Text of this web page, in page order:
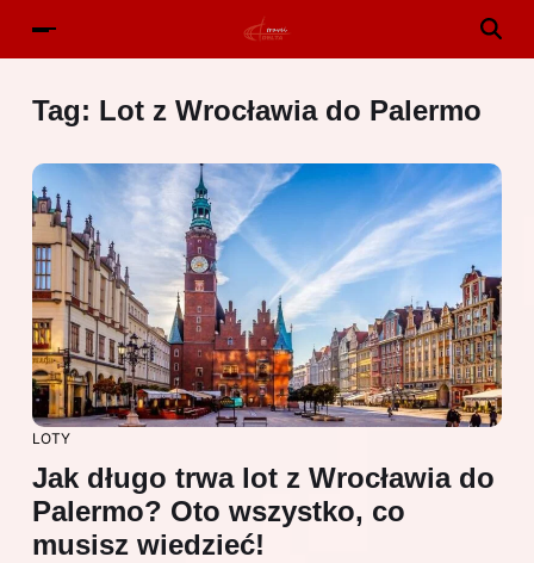
Tag: Lot z Wrocławia do Palermo
LOTY
Jak długo trwa lot z Wrocławia do
Palermo? Oto wszystko, co
musisz wiedzieć!